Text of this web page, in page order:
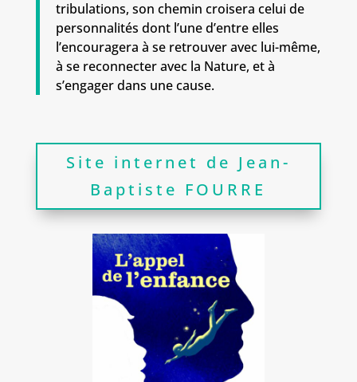
tribulations, son chemin croisera celui de
personnalités dont l’une d’entre elles
l’encouragera à se retrouver avec lui-même,
à se reconnecter avec la Nature, et à
s’engager dans une cause.
Site internet de Jean-
Baptiste FOURRE